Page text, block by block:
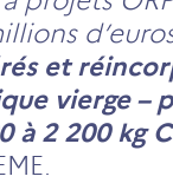
et
vierge –
2 200 kg